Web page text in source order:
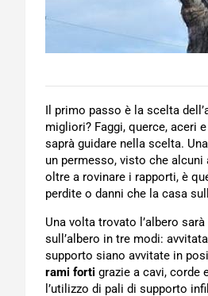
Il primo passo è la scelta
migliori? Faggi, querce, aceri
saprà guidare nella scelta.
un permesso, visto che
oltre a rovinare i rapporti, è
perdite o danni che la casa
Una volta trovato l’albero sarà
sull’albero in tre modi:
supporto siano avvitate in
rami forti grazie a cavi, corde
l’utilizzo di pali di supporto